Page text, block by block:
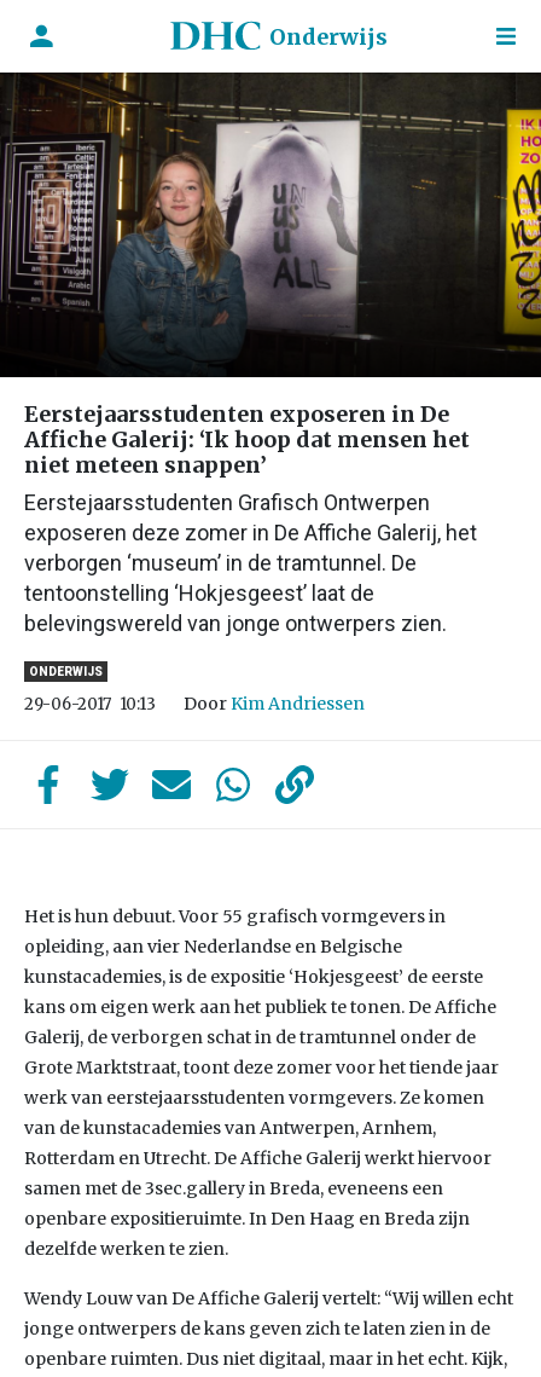
Onderwijs
Eerstejaarsstudenten exposeren in De
Affiche Galerij: ‘Ik hoop dat mensen het
niet meteen snappen’
Eerstejaarsstudenten Grafisch Ontwerpen
exposeren deze zomer in De Affiche Galerij, het
verborgen ‘museum’ in de tramtunnel. De
tentoonstelling ‘Hokjesgeest’ laat de
belevingswereld van jonge ontwerpers zien.
ONDERWIJS
29-06-2017 10:13 DoorKim Andriessen
Het is hun debuut. Voor 55 grafisch vormgevers in
opleiding, aan vier Nederlandse en Belgische
kunstacademies, is de expositie ‘Hokjesgeest’ de eerste
kans om eigen werk aan het publiek te tonen. De Affiche
Galerij, de verborgen schat in de tramtunnel onder de
Grote Marktstraat, toont deze zomer voor het tiende jaar
werk van eerstejaarsstudenten vormgevers. Ze komen
van de kunstacademies van Antwerpen, Arnhem,
Rotterdam en Utrecht. De Affiche Galerij werkt hiervoor
samen met de 3sec.gallery in Breda, eveneens een
openbare expositieruimte. In Den Haag en Breda zijn
dezelfde werken te zien.
Wendy Louw van De Affiche Galerij vertelt: “Wij willen echt
jonge ontwerpers de kans geven zich te laten zien in de
openbare ruimten. Dus niet digitaal, maar in het echt. Kijk,